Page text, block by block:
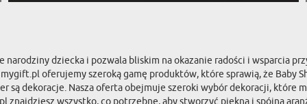
dziecka i pozwala bliskim na okazanie radości i wsparcia
oferujemy szeroką gamę produktów, które sprawią, że Baby
są dekoracje. Nasza oferta obejmuje szeroki wybór dekoracji, które
wszystko, co potrzebne, aby stworzyć piękną i spójną